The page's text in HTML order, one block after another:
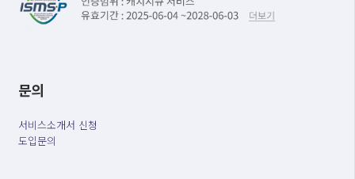
문의
서비스소개서 신청
도입문의